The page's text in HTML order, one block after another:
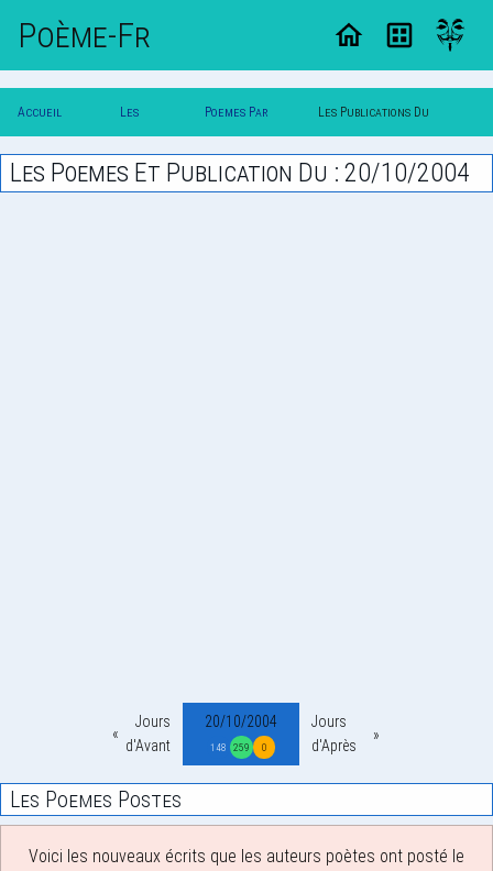
Poème-Fr
Accueil
Poesie
Les
Poesies
Poemes Par Les Publications Du
20/10/2004
Les Poemes Et Publication Du : 20/10/2004
Jours
d'Avant
20/10/2004
148 259 0
Jours
d'Après
Les Poemes Postes
Voici les nouveaux écrits que les auteurs poètes ont posté le